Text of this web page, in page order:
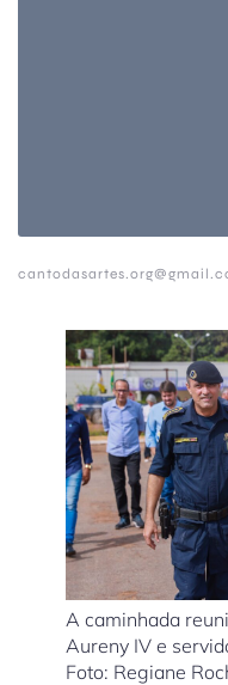
A caminhada
Aureny IV e
Foto: Regiane